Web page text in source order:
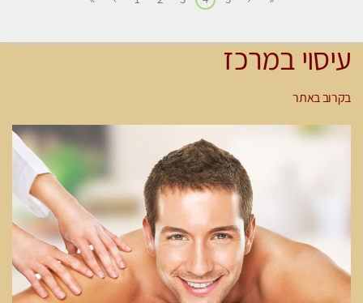
עיסוי במרכז
בקרוב באתר